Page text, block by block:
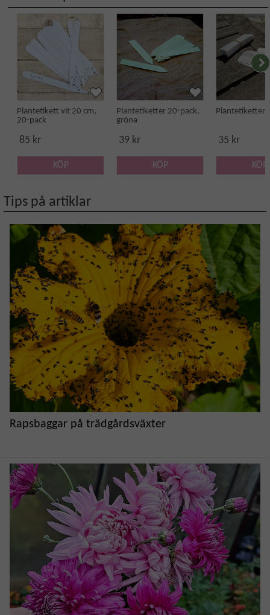
Plantetikett vit 20 cm,
20-pack
85 kr
KÖP
Plantetiketter 20-pack,
gröna
39 kr
KÖP
Plantetiketter
35 kr
KÖP
Tips på artiklar
Rapsbaggar på trädgårdsväxter